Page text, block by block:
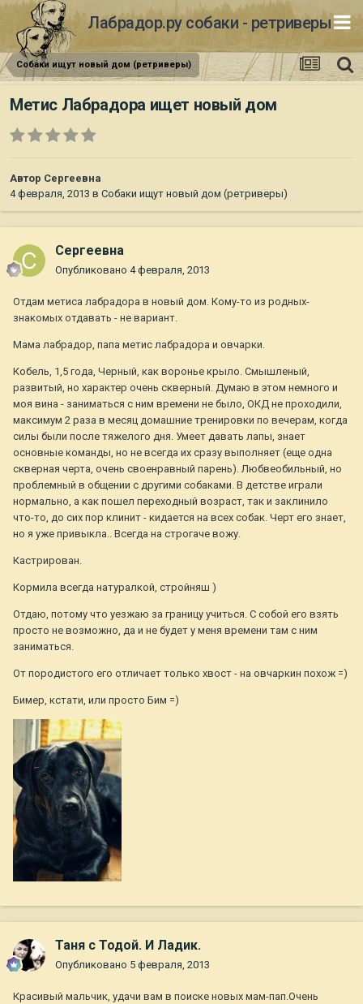
Лабрадор.ру собаки - ретриверы
Собаки ищут новый дом (ретриверы)
Метис Лабрадора ищет новый дом
Автор Сергеевна
4 февраля, 2013 в Собаки ищут новый дом (ретриверы)
Сергеевна
Опубликовано 4 февраля, 2013
Отдам метиса лабрадора в новый дом. Кому-то из родных-
знакомых отдавать - не вариант.
Мама лабрадор, папа метис лабрадора и овчарки.
Кобель, 1,5 года, Черный, как воронье крыло. Смышленый,
развитый, но характер очень скверный. Думаю в этом немного и
моя вина - заниматься с ним времени не было, ОКД не проходили,
максимум 2 раза в месяц домашние тренировки по вечерам, когда
силы были после тяжелого дня. Умеет давать лапы, знает
основные команды, но не всегда их сразу выполняет (еще одна
скверная черта, очень своенравный парень). Любвеобильный, но
проблемный в общении с другими собаками. В детстве играли
нормально, а как пошел переходный возраст, так и заклинило
что-то, до сих пор клинит - кидается на всех собак. Черт его знает,
но я уже привыкла.. Всегда на строгаче вожу.
Кастрирован.
Кормила всегда натуралкой, стройняш )
Отдаю, потому что уезжаю за границу учиться. С собой его взять
просто не возможно, да и не будет у меня времени там с ним
заниматься.
От породистого его отличает только хвост - на овчаркин похож =)
Бимер, кстати, или просто Бим =)
Таня с Тодой. И Ладик.
Опубликовано 5 февраля, 2013
Красивый мальчик, удачи вам в поиске новых мам-пап.Очень